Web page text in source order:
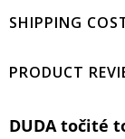
SHIPPING
PRODUCT
DUDA točité